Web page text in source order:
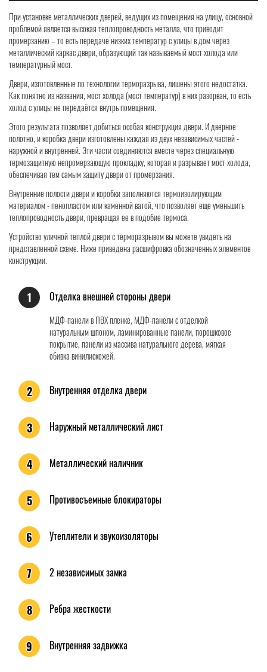
При установке металлических дверей, ведущих из помещения на улицу, основной
проблемой является высокая теплопроводность металла, что приводит
промерзанию – то есть передаче низких температур с улицы в дом через
металлический каркас двери, образующий так называемый мост холода или
температурный мост.
Двери, изготовленные по технологии терморазрыва, лишены этого недостатка.
Как понятно из названия, мост холода (мост температур) в них разорван, то есть
холод с улицы не передаётся внутрь помещения.
Этого результата позволяет добиться особая конструкция двери. И дверное
полотно, и коробка двери изготовлены каждая из двух независимых частей -
наружной и внутренней. Эти части соединяются вместе через специальную
термозащитную непромерзающую прокладку, которая и разрывает мост холода,
обеспечивая тем самым защиту двери от промерзания.
Внутренние полости двери и коробки заполняются термоизолирующим
материалом - пенопластом или каменной ватой, что позволяет еще уменьшить
теплопроводность двери, превращая ее в подобие термоса.
Устройство уличной теплой двери с терморазрывом вы можете увидеть на
представленной схеме. Ниже приведена расшифровка обозначенных элементов
конструкции.
1 Отделка внешней стороны двери
МДФ-панели в ПВХ пленке, МДФ-панели с отделкой
натуральным шпоном, ламинированные панели, порошковое
покрытие, панели из массива натурального дерева, мягкая
обивка винилискожей.
2 Внутренняя отделка двери
3 Наружный металлический лист
4 Металлический наличник
5 Противосъемные блокираторы
6 Утеплители и звукоизоляторы
7 2 независимых замка
8 Ребра жесткости
9 Внутренняя задвижка